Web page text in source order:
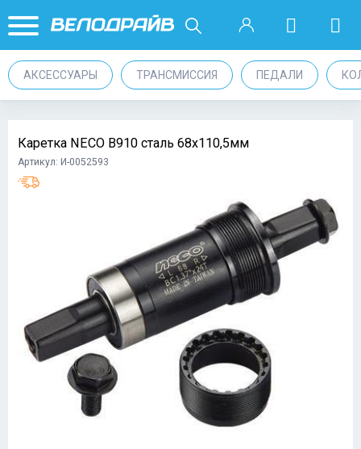
АКСЕССУАРЫ ТРАНСМИССИЯ ПЕДАЛИ
Каретка NECO B910 сталь 68x110,5мм
Артикул: И-0052593